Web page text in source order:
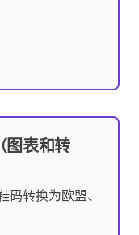
图表和转
转换为欧盟、